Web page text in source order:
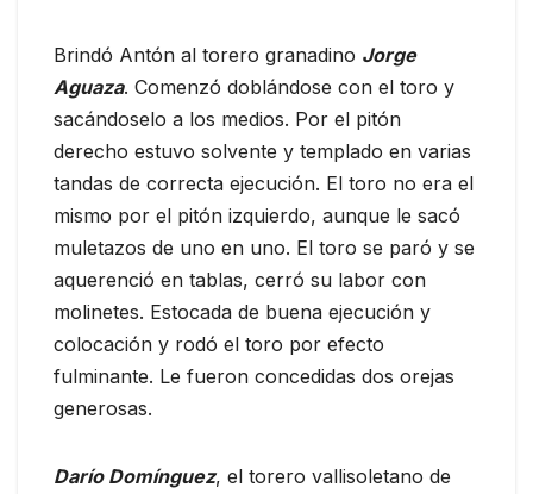
Brindó Antón al torero granadino Jorge
Aguaza. Comenzó doblándose con el toro y
sacándoselo a los medios. Por el pitón
derecho estuvo solvente y templado en varias
tandas de correcta ejecución. El toro no era el
mismo por el pitón izquierdo, aunque le sacó
muletazos de uno en uno. El toro se paró y se
aquerenció en tablas, cerró su labor con
molinetes. Estocada de buena ejecución y
colocación y rodó el toro por efecto
fulminante. Le fueron concedidas dos orejas
generosas.
Darío Domínguez, el torero vallisoletano de